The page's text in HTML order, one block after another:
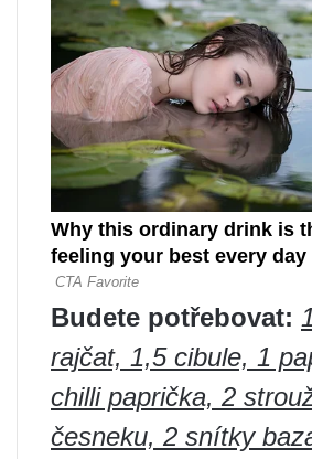
Budete potřebovat:
rajčat, 1,5 cibule, 1
chilli paprička, 2
česneku, 2 snítky